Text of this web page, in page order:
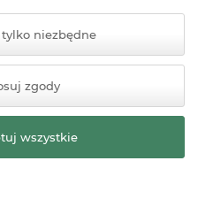
Sklep internetowy Shoper
niezbędne
zgody
wszystkie